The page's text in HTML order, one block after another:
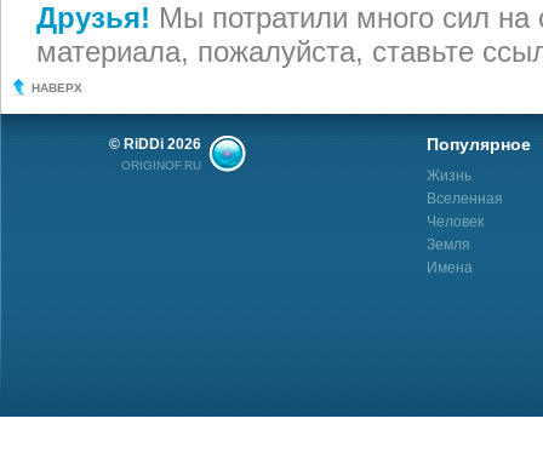
Друзья! Мы потратили много сил на
материала, пожалуйста, ставьте
НАВЕРХ
© RiDDi 2026
ORIGINOF.RU
Популярное
Жизнь
Вселенная
Человек
Земля
Имена